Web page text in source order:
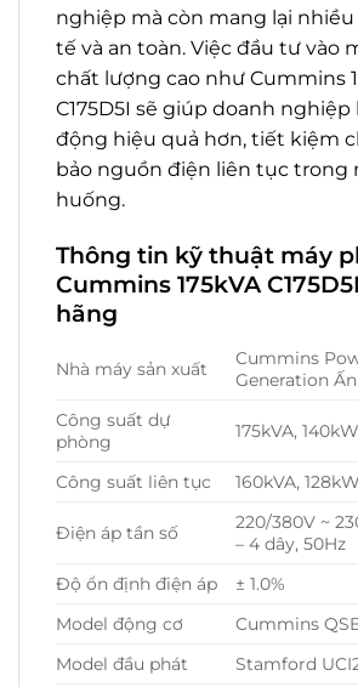
nghiệp mà còn mang lại
tế và an toàn. Việc đầu tư vào
chất lượng cao như Cummins
C175D5I sẽ giúp doanh nghiệp
động hiệu quả hơn, tiết kiệm
bảo nguồn điện liên tục trong
huống.
Thông tin kỹ thuật máy
Cummins 175kVA
hãng
Nhà máy sản xuất
Cummins
Generation
Công suất dự
phòng
175kVA, 140kW
Công suất liên tục 160kVA, 128kW
Điện áp tần số
220/380V ~
– 4 dây, 50Hz
Độ ổn định điện áp
± 1.0%
Model động cơ
Cummins
Model đầu phát
Stamford